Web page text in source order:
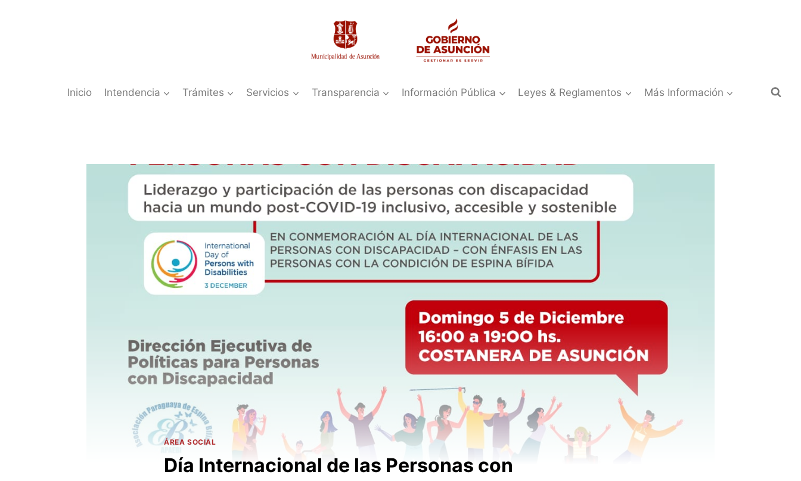
Inicio Intendencia Trámites Servicios Transparencia Información Pública Leyes & Reglamentos Más Información
ÁREA SOCIAL
Día Internacional de las Personas con